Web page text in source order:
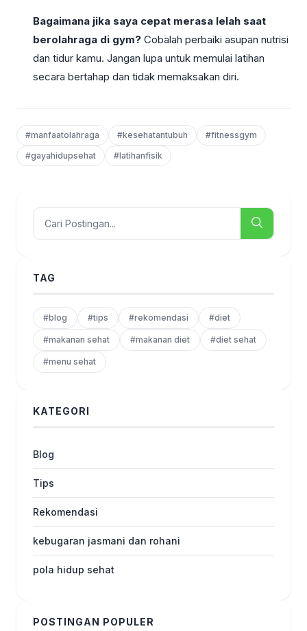
Bagaimana jika saya cepat merasa lelah saat
berolahraga di gym? Cobalah perbaiki asupan nutrisi
dan tidur kamu. Jangan lupa untuk memulai latihan
secara bertahap dan tidak memaksakan diri.
#manfaatolahraga #kesehatantubuh
#fitnessgym
#gayahidupsehat
#latihanfisik
TAG
#blog #tips #rekomendasi #diet
#makanan sehat #makanan diet #diet sehat
#menu sehat
KATEGORI
Blog
Tips
Rekomendasi
kebugaran jasmani dan rohani
pola hidup sehat
POSTINGAN POPULER